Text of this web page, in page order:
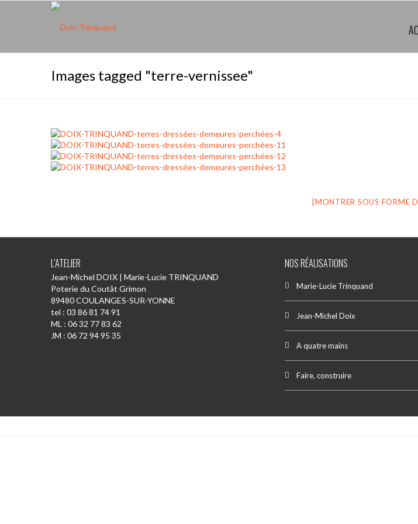
Images tagged "terre-vernissee"
[MONTRER SOUS FORME
L’ATELIER
Jean-Michel DOIX | Marie-Lucie TRINQUAND
Poterie du Coutât Grimon
89480 COULANGES-SUR-YONNE
tel : 03 86 81 74 91
ML : 06 32 77 83 62
JM : 06 72 94 95 35
NOS RÉALISATIONS
Marie-Lucie Trinquand
Jean-Michel Doix
A quatre mains
Faire, construire